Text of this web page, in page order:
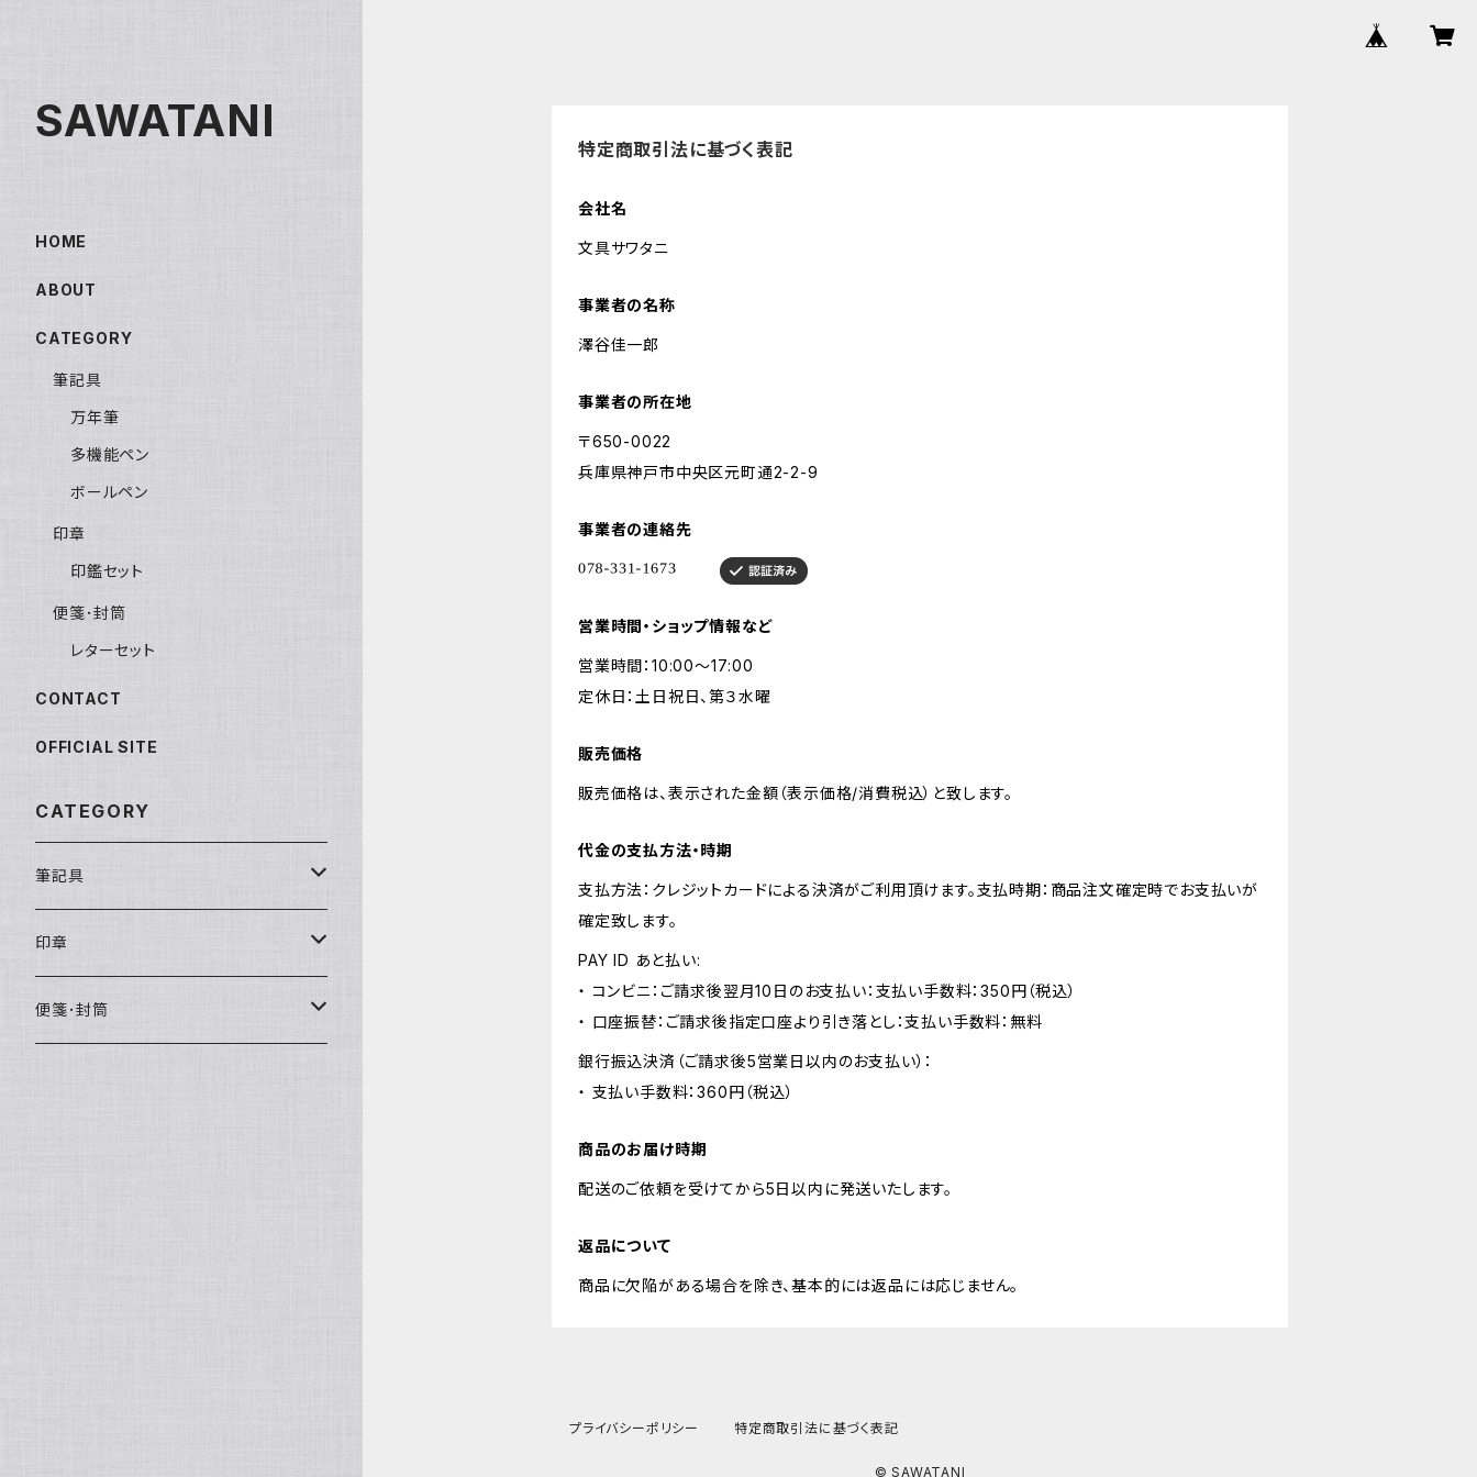
特定商取引法に基づく表記
会社名
文具サワタニ
事業者の名称
澤谷佳一郎
事業者の所在地
〒650-0022
兵庫県神戸市中央区元町通2-2-9
事業者の連絡先
営業時間・ショップ情報など
営業時間：10:00～17:00
定休日：土日祝日、第３水曜
販売価格
販売価格は、表示された金額（表示価格/消費税込）と致します。
代金の支払方法・時期
支払方法：クレジットカードによる決済がご利用頂けます。支払時期：商品注文確定時でお支払いが
確定致します。
PAY ID あと払い:
・ コンビニ：ご請求後翌月10日のお支払い：支払い手数料：350円（税込）
・ 口座振替：ご請求後指定口座より引き落とし：支払い手数料：無料
銀行振込決済（ご請求後5営業日以内のお支払い）：
・ 支払い手数料：360円（税込）
商品のお届け時期
配送のご依頼を受けてから5日以内に発送いたします。
返品について
商品に欠陥がある場合を除き、基本的には返品には応じません。
SAWATANI
HOME
ABOUT
CATEGORY
筆記具
万年筆
多機能ペン
ボールペン
印章
印鑑セット
便箋･封筒
レターセット
CONTACT
OFFICIAL SITE
CATEGORY
筆記具
万年筆
多機能ペン
印章
印鑑セット
便箋･封筒
プライバシーポリシー 特定商取引法に基づく表記
© SAWATANI